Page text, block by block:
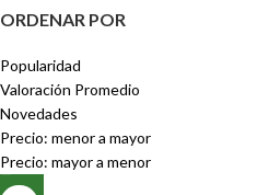
ORDENAR POR
Popularidad
Valoración Promedio
Novedades
Precio: menor a mayor
Precio: mayor a menor